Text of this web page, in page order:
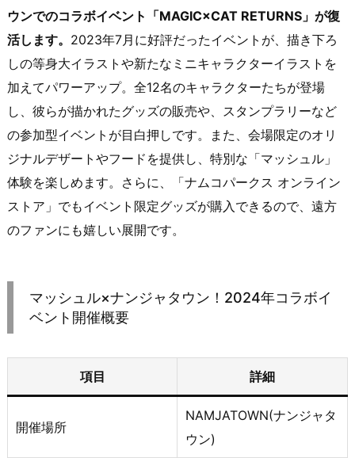
ウンでのコラボイベント「MAGIC×CAT RETURNS」が復
活します。 2023年7月に好評だったイベントが、描き下ろ
しの等身大イラストや新たなミニキャラクターイラストを
加えてパワーアップ。全12名のキャラクターたちが登場
し、彼らが描かれたグッズの販売や、スタンプラリーなど
の参加型イベントが目白押しです。また、会場限定のオリ
ジナルデザートやフードを提供し、特別な「マッシュル」
体験を楽しめます。さらに、「ナムコパークス オンライン
ストア」でもイベント限定グッズが購入できるので、遠方
のファンにも嬉しい展開です。
マッシュル×ナンジャタウン！2024年コラボイ
ベント開催概要
項目 詳細
開催場所
NAMJATOWN(ナンジャタ
ウン)